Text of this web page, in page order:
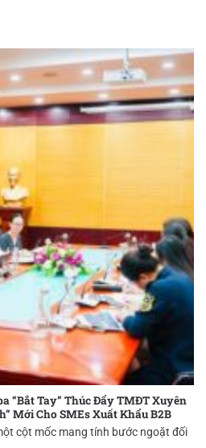
“Bắt Tay” Thúc Đẩy TMĐT Xuyên
Mới Cho SMEs Xuất Khẩu B2B
cột mốc mang tính bước ngoặt đối